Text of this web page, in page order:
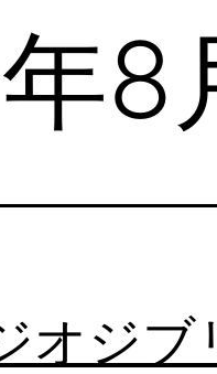
8
オジブ